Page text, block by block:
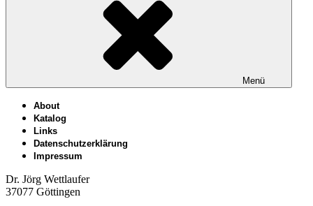
Menü
About
Katalog
Links
Datenschutzerklärung
Impressum
Dr. Jörg Wettlaufer
37077 Göttingen